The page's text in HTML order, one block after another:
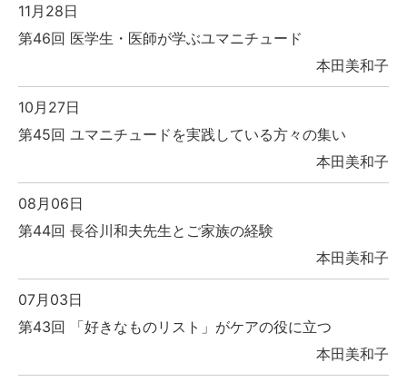
11月28日
第46回 医学生・医師が学ぶユマニチュード
本田美和子
10月27日
第45回 ユマニチュードを実践している方々の集い
本田美和子
08月06日
第44回 長谷川和夫先生とご家族の経験
本田美和子
07月03日
第43回 「好きなものリスト」がケアの役に立つ
本田美和子